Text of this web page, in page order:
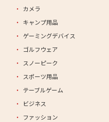
カメラ
キャンプ用品
ゲーミングデバイス
ゴルフウェア
スノーピーク
スポーツ用品
テーブルゲーム
ビジネス
ファッション